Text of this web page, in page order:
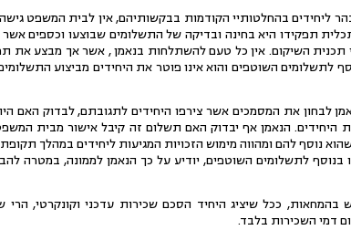
ליחידים בהחלטותיי הקודמות בבקשותיהם, אין לבית המשפט
תפקידו היא בחינה ובדיקה של התשלומים שבוצעו וכספים אשר
תכנית השיקום. אין כל טעם להשתלחות בנאמן , אשר אך מבצע את
לתשלומים השוטפים והוא אינו פוטר את היחידים מביצוע
לבחון את המסמכים אשר צירפו היחידים לתגובתם, לבדוק האם
₪ כטענת היחידים. הנאמן אף יבדוק האם תשלום זה קיבל אישור
נוסף להם ומהווה מימוש הזכויות המגיעות ליחידים במהלך
בנוסף לתשלומים השוטפים, יודיע על כך הנאמן לממונה,
ככל שיציג היחיד הסכם שכירות עדכני וקונקרטי,
דמי השכירות בלבד.